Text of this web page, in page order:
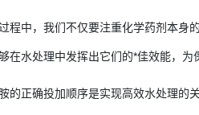
程中，我们不仅要注重化学药剂本身
在水处理中发挥出它们的*佳效能，为
的正确投加顺序是实现高效水处理的